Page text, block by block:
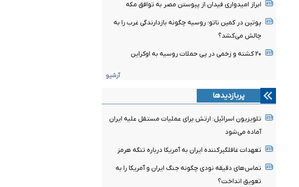
ابراز امیدواری فیدان از پیوستن مصر به توافق مکه
پوتین در کمین ناتو؛ روسیه چگونه بازدارندگی غرب را به
چالش می‌کشد؟
۲۰ کشته و زخمی در پی حملات روسیه به اوکراین
آرشیو
پربازدیدها
تلویزیون اسرائیل: ارتش برای عملیات مستقل علیه ایران
آماده می‌شود
تعهدات غافلگیرکننده ایران به آمریکا درباره تنگه هرمز
تماس‌های دقیقه نودی چگونه جنگ ایران و آمریکا را به
تعویق انداخت؟